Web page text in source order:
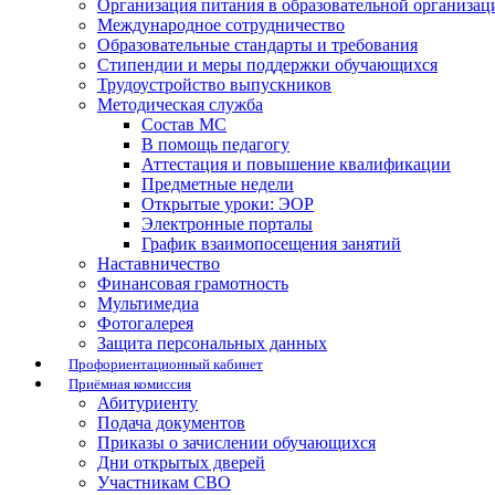
Организация питания в образовательной
Международное сотрудничество
Образовательные стандарты и требования
Стипендии и меры поддержки обучающихся
Трудоустройство выпускников
Методическая служба
Состав МС
В помощь педагогу
Аттестация и повышение квалификации
Предметные недели
Открытые уроки: ЭОР
Электронные порталы
График взаимопосещения занятий
Наставничество
Финансовая грамотность
Мультимедиа
Фотогалерея
Защита персональных данных
Профориентационный кабинет
Приёмная комиссия
Абитуриенту
Подача документов
Приказы о зачислении обучающихся
Дни открытых дверей
Участникам СВО